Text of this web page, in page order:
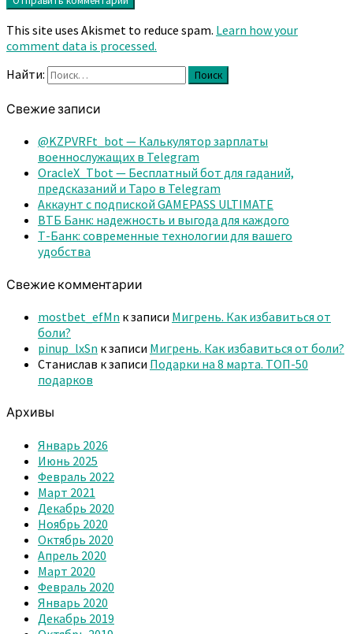
This site uses Akismet to reduce spam. Learn how your
comment data is processed.
Найти:
Поиск
Свежие записи
@KZPVRFt_bot — Калькулятор зарплаты
военнослужащих в Telegram
OracleX_Tbot — Бесплатный бот для гаданий,
предсказаний и Таро в Telegram
Аккаунт с подпиской GAMEPASS ULTIMATE
ВТБ Банк: надежность и выгода для каждого
Т-Банк: современные технологии для вашего
удобства
Свежие комментарии
mostbet_efMn к записи Мигрень. Как избавиться от
боли?
pinup_lxSn к записи Мигрень. Как избавиться от боли?
Станислав к записи Подарки на 8 марта. ТОП-50
подарков
Архивы
Январь 2026
Июнь 2025
Февраль 2022
Март 2021
Декабрь 2020
Ноябрь 2020
Октябрь 2020
Апрель 2020
Март 2020
Февраль 2020
Январь 2020
Декабрь 2019